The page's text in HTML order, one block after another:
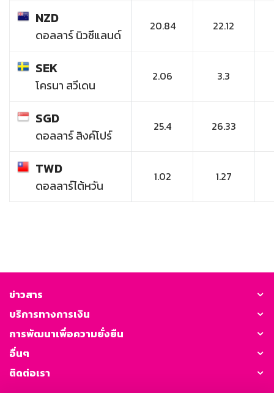
NZD
ดอลลาร์ นิวซีแลนด์
20.84 22.12
SEK
โครนา สวีเดน
2.06 3.3
SGD
ดอลลาร์ สิงค์โปร์
25.4 26.33
TWD
ดอลลาร์ไต้หวัน
1.02 1.27
ข่าวสาร
บริการทางการเงิน
การพัฒนาเพื่อความยั่งยืน
อื่นๆ
ติดต่อเรา